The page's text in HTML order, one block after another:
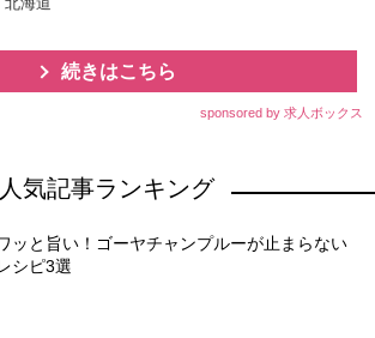
続きはこちら
sponsored by 求人ボックス
人気記事ランキング
ッと旨い！ゴーヤチャンプルーが止まらない
シピ3選